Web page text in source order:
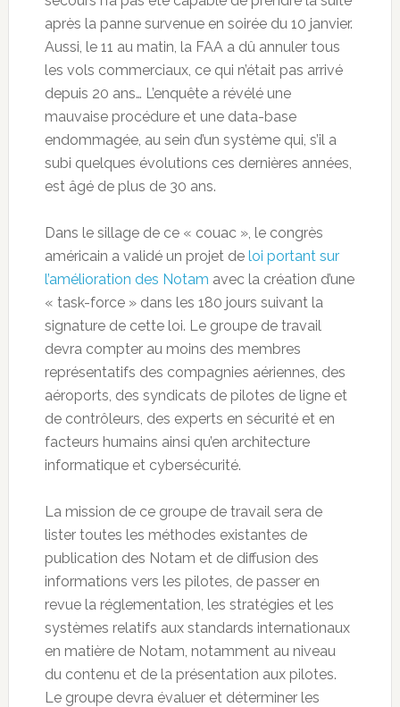
après la panne survenue en soirée du 10 janvier.
Aussi, le 11 au matin, la FAA a dû annuler tous
les vols commerciaux, ce qui n’était pas arrivé
depuis 20 ans… L’enquête a révélé une
mauvaise procédure et une data-base
endommagée, au sein d’un système qui, s’il a
subi quelques évolutions ces dernières années,
est âgé de plus de 30 ans.
Dans le sillage de ce « couac », le congrès
américain a validé un projet de loi portant sur
l’amélioration des Notam avec la création d’une
« task-force » dans les 180 jours suivant la
signature de cette loi. Le groupe de travail
devra compter au moins des membres
représentatifs des compagnies aériennes, des
aéroports, des syndicats de pilotes de ligne et
de contrôleurs, des experts en sécurité et en
facteurs humains ainsi qu’en architecture
informatique et cybersécurité.
La mission de ce groupe de travail sera de
lister toutes les méthodes existantes de
publication des Notam et de diffusion des
informations vers les pilotes, de passer en
revue la réglementation, les stratégies et les
systèmes relatifs aux standards internationaux
en matière de Notam, notamment au niveau
du contenu et de la présentation aux pilotes.
Le groupe devra évaluer et déterminer les